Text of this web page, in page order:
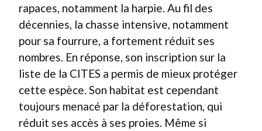
rapaces, notamment la harpie. Au fil des
décennies, la chasse intensive, notamment
pour sa fourrure, a fortement réduit ses
nombres. En réponse, son inscription sur la
liste de la CITES a permis de mieux protéger
cette espèce. Son habitat est cependant
toujours menacé par la déforestation, qui
réduit ses accès à ses proies. Même si